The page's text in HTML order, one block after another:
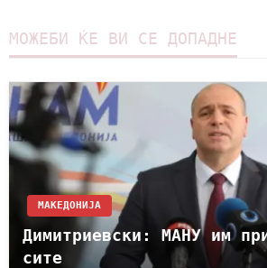
МОЖЕБИ ЌЕ ВИ СЕ ДОПАДНЕ
МАКЕДОНИЈА
Димитриевски: МАНУ им
сите